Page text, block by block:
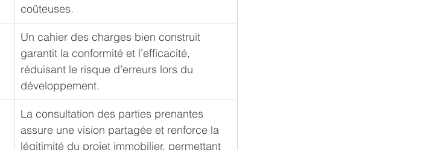
coûteuses.
Un cahier des charges bien construit
garantit la conformité et l’efficacité,
réduisant le risque d’erreurs lors du
développement.
La consultation des parties prenantes
assure une vision partagée et renforce la
légitimité du projet immobilier, permettant